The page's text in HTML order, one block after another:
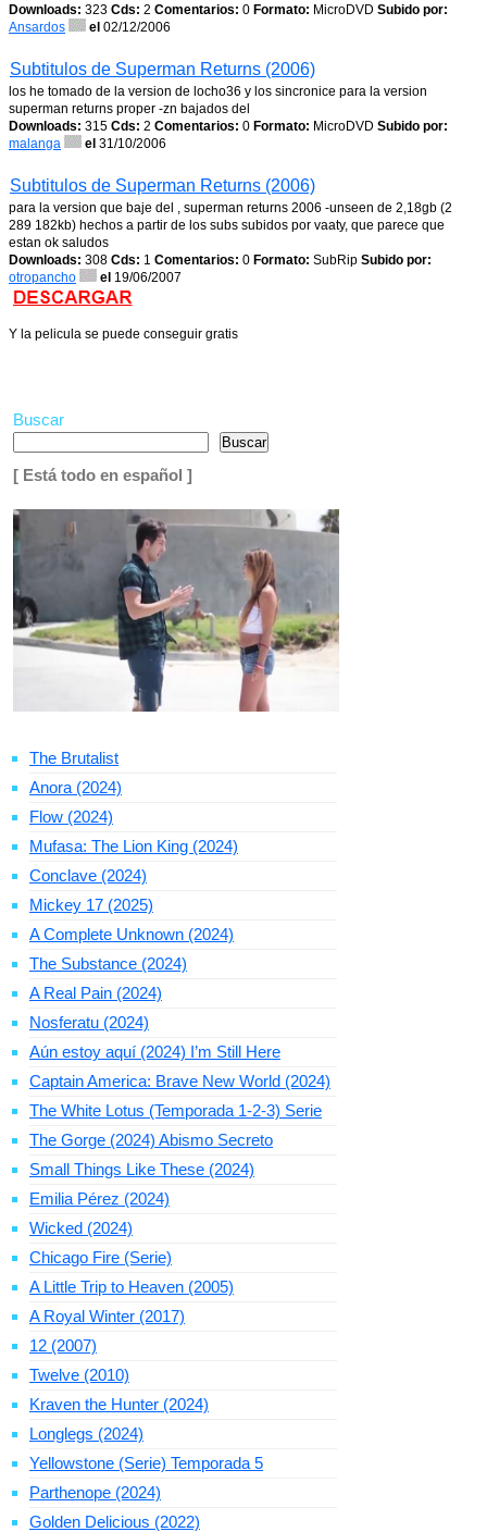
Downloads: 323 Cds: 2 Comentarios: 0 Formato: MicroDVD Subido por:
Ansardos
el 02/12/2006
Subtitulos de Superman Returns (2006)
los he tomado de la version de locho36 y los sincronice para la version
superman returns proper -zn bajados del
Downloads: 315 Cds: 2 Comentarios: 0 Formato: MicroDVD Subido por:
malanga
el 31/10/2006
Subtitulos de Superman Returns (2006)
para la version que baje del , superman returns 2006 -unseen de 2,18gb (2
289 182kb) hechos a partir de los subs subidos por vaaty, que parece que
estan ok saludos
Downloads: 308 Cds: 1 Comentarios: 0 Formato: SubRip Subido por:
otropancho
el 19/06/2007
Y la pelicula se puede conseguir gratis
Buscar
Buscar
[ Está todo en español ]
The Brutalist
Anora (2024)
Flow (2024)
Mufasa: The Lion King (2024)
Conclave (2024)
Mickey 17 (2025)
A Complete Unknown (2024)
The Substance (2024)
A Real Pain (2024)
Nosferatu (2024)
Aún estoy aquí (2024) I’m Still Here
Captain America: Brave New World (2024)
The White Lotus (Temporada 1-2-3) Serie
The Gorge (2024) Abismo Secreto
Small Things Like These (2024)
Emilia Pérez (2024)
Wicked (2024)
Chicago Fire (Serie)
A Little Trip to Heaven (2005)
A Royal Winter (2017)
12 (2007)
Twelve (2010)
Kraven the Hunter (2024)
Longlegs (2024)
Yellowstone (Serie) Temporada 5
Parthenope (2024)
Golden Delicious (2022)